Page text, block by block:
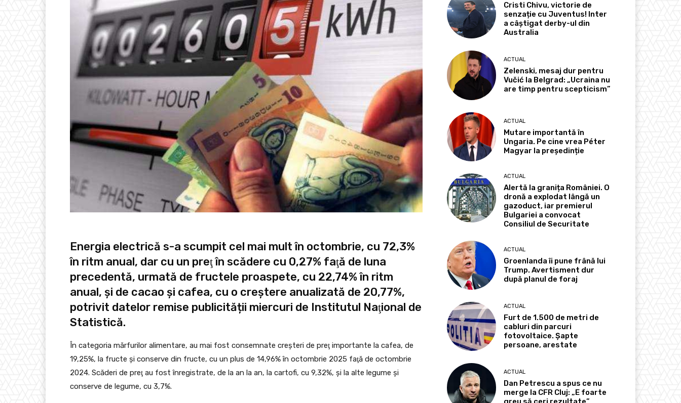
Energia electrică s-a scumpit cel mai mult în octombrie, cu 72,3%
în ritm anual, dar cu un preţ în scădere cu 0,27% faţă de luna
precedentă, urmată de fructele proaspete, cu 22,74% în ritm
anual, şi de cacao şi cafea, cu o creştere anualizată de 20,77%,
potrivit datelor remise publicității miercuri de Institutul Naţional de
Statistică.
În categoria mărfurilor alimentare, au mai fost consemnate creşteri de preţ importante la cafea, de
19,25%, la fructe şi conserve din fructe, cu un plus de 14,96% în octombrie 2025 faţă de octombrie
2024. Scăderi de preţ au fost înregistrate, de la an la an, la cartofi, cu 9,32%, şi la alte legume şi
conserve de legume, cu 3,7%.
Cristi Chivu, victorie de
senzație cu Juventus! Inter
a câștigat derby-ul din
Australia
ACTUAL
Zelenski, mesaj dur pentru
Vučić la Belgrad: „Ucraina nu
are timp pentru scepticism”
ACTUAL
Mutare importantă în
Ungaria. Pe cine vrea Péter
Magyar la președinție
ACTUAL
Alertă la granița României. O
dronă a explodat lângă un
gazoduct, iar premierul
Bulgariei a convocat
Consiliul de Securitate
ACTUAL
Groenlanda îi pune frână lui
Trump. Avertisment dur
după planul de foraj
ACTUAL
Furt de 1.500 de metri de
cabluri din parcuri
fotovoltaice. Șapte
persoane, arestate
ACTUAL
Dan Petrescu a spus ce nu
merge la CFR Cluj: „E foarte